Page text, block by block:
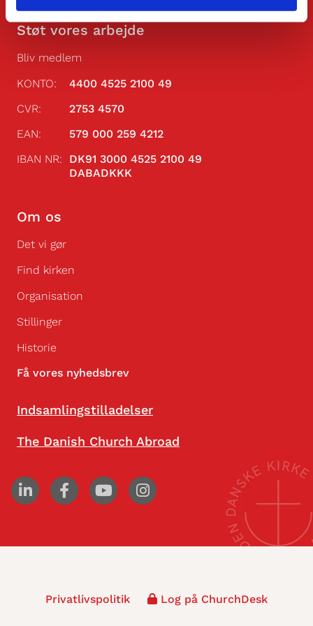
Støt vores arbejde
Bliv medlem
KONTO:
4400 4525 2100 49
CVR: 2753 4570
EAN: 579 000 259 4212
IBAN NR: DK91 3000 4525 2100 49
DABADKKK
Om os
Det vi gør
Find kirken
Organisation
Stillinger
Historie
Få vores nyhedsbrev
Indsamlingstilladelser
The Danish Church Abroad
Privatlivspolitik Log på ChurchDesk